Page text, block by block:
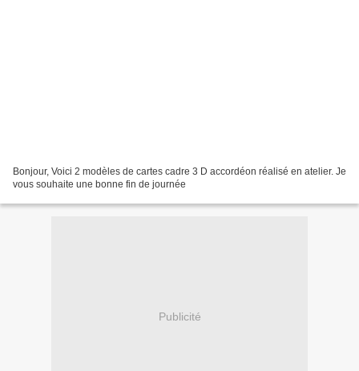
Bonjour, Voici 2 modèles de cartes cadre 3 D accordéon réalisé en atelier. Je
vous souhaite une bonne fin de journée
Publicité